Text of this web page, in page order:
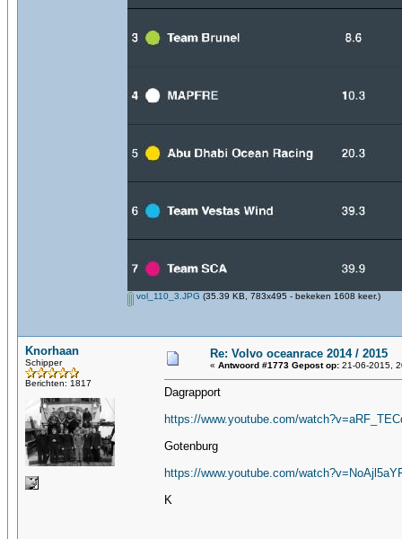
vol_110_3.JPG (35.39 KB, 783x495 - bekeken 1608 keer.)
Knorhaan
Schipper
Berichten: 1817
Re: Volvo oceanrace 2014 / 2015
« Antwoord #1773 Gepost op: 21-06-2015,
Dagrapport
https://www.youtube.com/
Gotenburg
https://www.youtube.com/
K